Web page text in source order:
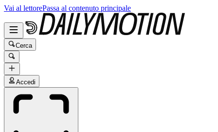
Vai al lettorePassa al contenuto principale
Cerca
Accedi